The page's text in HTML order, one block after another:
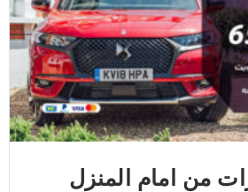
من امام المنزل